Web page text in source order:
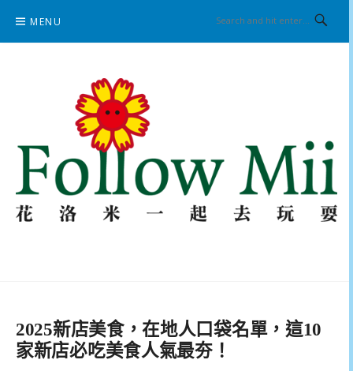
content
MENU
2025新店美食，在地人口袋名單，這10
家新店必吃美食人氣最夯！